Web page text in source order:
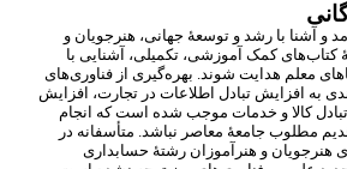
و آشنا با رشد و توسعۀ جهانی، هنرجویان و
کتابهای کمک آموزشی، تکمیلی، آشنایی با
معلم هدایت شوند. بهرهگیری از فناوریهای
به افزایش تبادل اطلاعات در تجارت، افزایش
کالا و خدمات موجب شده است که انجام
مطلوب جامعۀ معاصر نباشد. متأسفانه در
هنرجویان و هنرآموزان رشتۀ حسابداری